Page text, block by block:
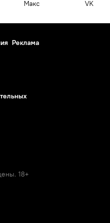
Макс VK
Реклама
18+